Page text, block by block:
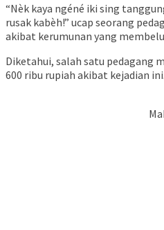
“Nèk kaya ngéné iki sing
rusak kabèh!” ucap seorang
akibat kerumunan yang
Diketahui, salah satu pedagang
600 ribu rupiah akibat kejadian